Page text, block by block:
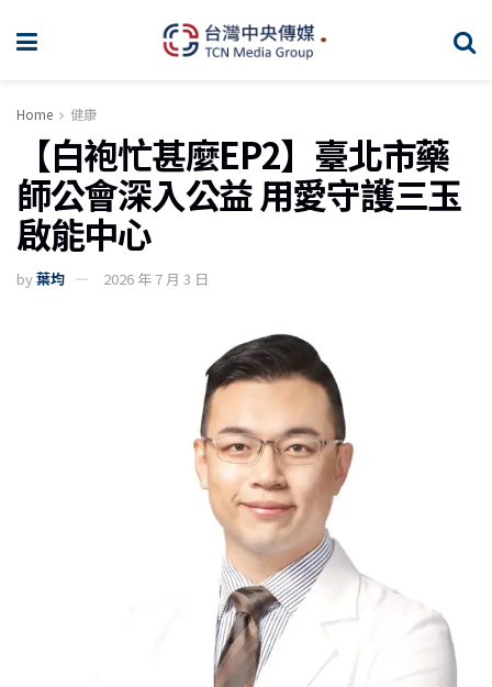
Home 健康
【白袍忙甚麼EP2】臺北市藥
師公會深入公益 用愛守護三玉
啟能中心
by葉均 2026 年 7 月 3 日